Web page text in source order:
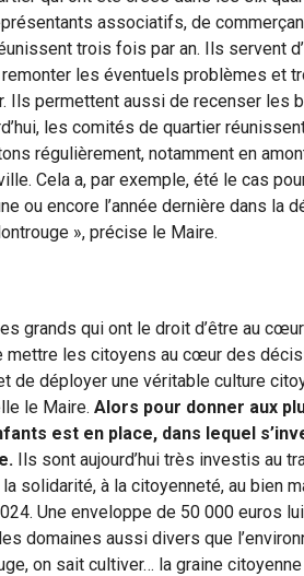
associatifs, de
trois fois par an. Ils servent
les éventuels problèmes et
Ils permettent aussi de recenser les
les comités de quartier
régulièrement, notamment en
Cela a, par exemple, été le cas
ou encore l’année dernière dans la
», précise le Maire.
grands qui ont le droit d’être au
mettre les citoyens au cœur des
de déployer une véritable culture
le Maire. Alors pour donner aux
est en place, dans lequel
Ils sont aujourd’hui très investis au
solidarité, à la citoyenneté, au bien
Une enveloppe de 50 000 euros
domaines aussi divers que
on sait cultiver… la graine